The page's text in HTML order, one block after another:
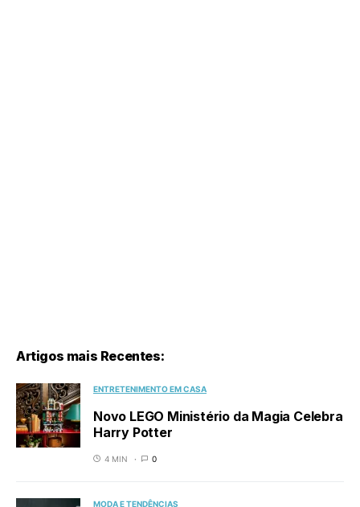
Artigos mais Recentes:
ENTRETENIMENTO EM CASA
Novo LEGO Ministério da Magia Celebra
Harry Potter
4 MIN 0
MODA E TENDÊNCIAS